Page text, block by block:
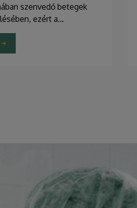
szenvedő betegek
ezért a
új gyógyszerek
kutatások
A témában a